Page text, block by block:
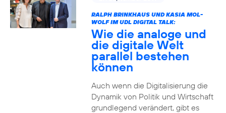
RALPH BRINKHAUS UND KASIA MOL-
WOLF IM UDL DIGITAL TALK:
Wie die analoge und
die digitale Welt
parallel bestehen
können
Auch wenn die Digitalisierung die
Dynamik von Politik und Wirtschaft
grundlegend verändert, gibt es